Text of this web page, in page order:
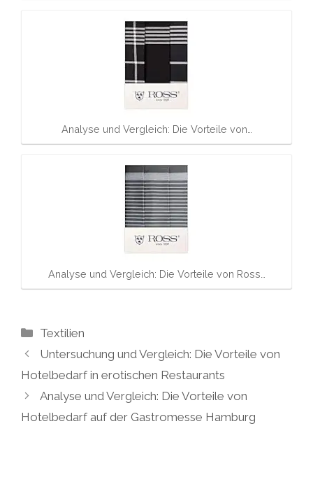
Analyse und Vergleich: Die Vorteile von…
Analyse und Vergleich: Die Vorteile von Ross…
Kategorien
Textilien
Untersuchung und Vergleich: Die Vorteile von
Hotelbedarf in erotischen Restaurants
Analyse und Vergleich: Die Vorteile von
Hotelbedarf auf der Gastromesse Hamburg